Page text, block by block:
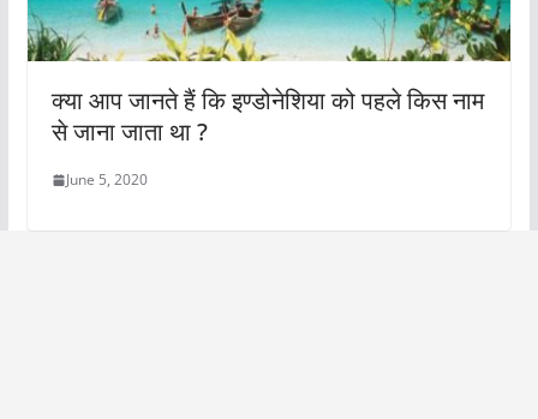
क्या आप जानते हैं कि इण्डोनेशिया को पहले किस नाम
से जाना जाता था ?
June 5, 2020